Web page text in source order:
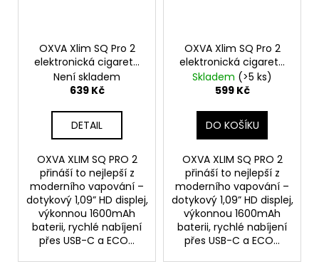
OXVA Xlim SQ Pro 2
elektronická cigareta
1600mAh Blue Shadow
Není skladem
639 Kč
DETAIL
OXVA XLIM SQ PRO 2
přináší to nejlepší z
moderního vapování –
dotykový 1,09” HD displej,
výkonnou 1600mAh
baterii, rychlé nabíjení
přes USB-C a ECO...
OXVA Xlim SQ Pro 2
elektronická cigareta
1600mAh Brown
Leather
Skladem (>5 ks)
599 Kč
DO KOŠÍKU
OXVA XLIM SQ PRO 2
přináší to nejlepší z
moderního vapování –
dotykový 1,09” HD displej,
výkonnou 1600mAh
baterii, rychlé nabíjení
přes USB-C a ECO...